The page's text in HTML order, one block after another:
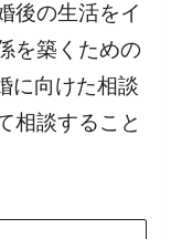
後の生活をイ
を築くための
に向けた相談
相談すること